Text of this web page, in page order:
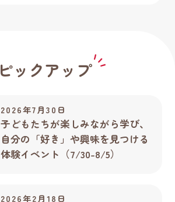
ピックアップ
2026年7月30日
子どもたちが楽しみながら学び、
自分の「好き」や興味を見つける
体験イベント（7/30-8/5）
2026年2月18日